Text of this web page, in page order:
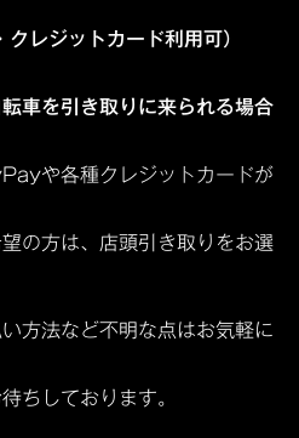
レジットカード利用可）
車を引き取りに来られる場合
や各種クレジットカードが
の方は、店頭引き取りをお選
方法など不明な点はお気軽に
ちしております。